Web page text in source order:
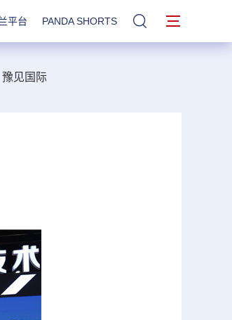
平台 PANDA SHORTS 站内搜索
豫见国际